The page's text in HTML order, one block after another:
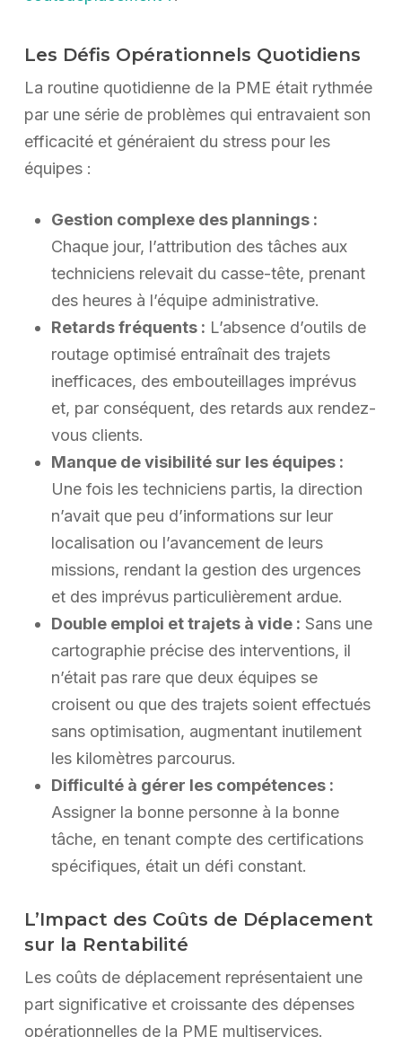
Les Défis Opérationnels Quotidiens
La routine quotidienne de la PME était rythmée
par une série de problèmes qui entravaient son
efficacité et généraient du stress pour les
équipes :
Gestion complexe des plannings :
Chaque jour, l’attribution des tâches aux
techniciens relevait du casse-tête, prenant
des heures à l’équipe administrative.
Retards fréquents : L’absence d’outils de
routage optimisé entraînait des trajets
inefficaces, des embouteillages imprévus
et, par conséquent, des retards aux rendez-
vous clients.
Manque de visibilité sur les équipes :
Une fois les techniciens partis, la direction
n’avait que peu d’informations sur leur
localisation ou l’avancement de leurs
missions, rendant la gestion des urgences
et des imprévus particulièrement ardue.
Double emploi et trajets à vide : Sans une
cartographie précise des interventions, il
n’était pas rare que deux équipes se
croisent ou que des trajets soient effectués
sans optimisation, augmentant inutilement
les kilomètres parcourus.
Difficulté à gérer les compétences :
Assigner la bonne personne à la bonne
tâche, en tenant compte des certifications
spécifiques, était un défi constant.
L’Impact des Coûts de Déplacement
sur la Rentabilité
Les coûts de déplacement représentaient une
part significative et croissante des dépenses
opérationnelles de la PME multiservices.